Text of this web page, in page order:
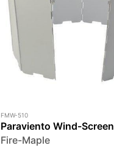
FMW-510
Paraviento Wind-Screen
Fire-Maple